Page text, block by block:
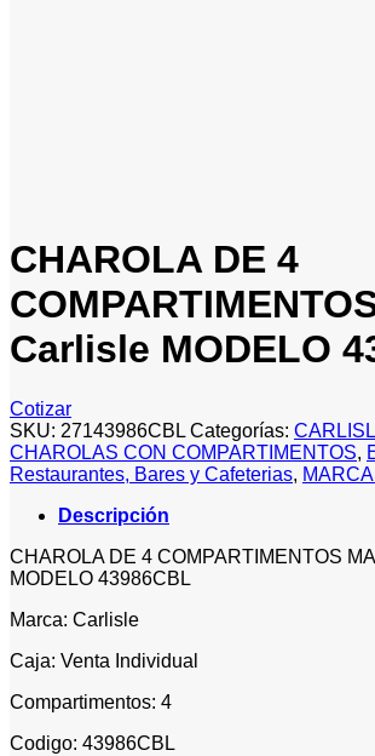
CHAROLA DE 4
Carlisle MODELO
Cotizar
SKU: 27143986CBL Categorías:
CHAROLAS CON COMPARTIMENTOS,
Restaurantes, Bares y Cafeterias,
Descripción
CHAROLA DE 4 COMPARTIMENTOS
MODELO 43986CBL
Marca: Carlisle
Caja: Venta Individual
Compartimentos: 4
Codigo: 43986CBL